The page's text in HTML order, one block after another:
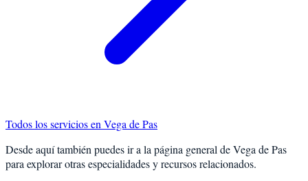
Todos los servicios en Vega de Pas
Desde aquí también puedes ir a la página general deVega de Pas
para explorar otras especialidades y recursos relacionados.